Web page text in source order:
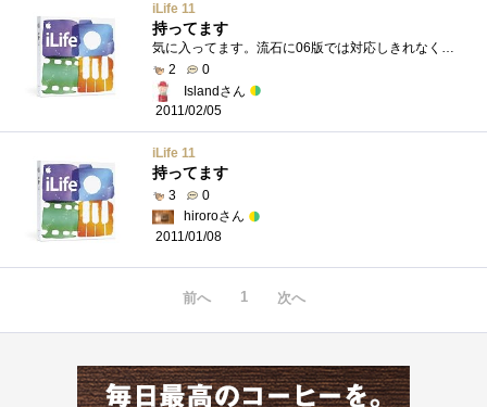
iLife 11
持ってます
気に入ってます。流石に06版では対応しきれなくなったから購入した。とても良いと思う。買い得感はある。
2
0
Islandさん
2011/02/05
iLife 11
持ってます
3
0
hiroroさん
2011/01/08
前へ 1 次へ